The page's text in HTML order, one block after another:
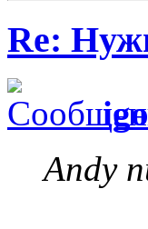
Re:
Andy